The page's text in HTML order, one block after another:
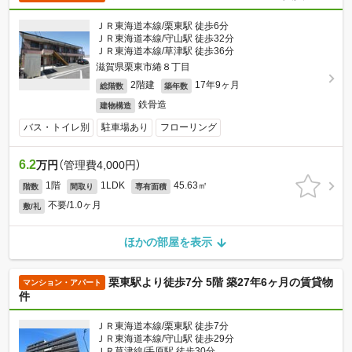
ＪＲ東海道本線/栗東駅 徒歩6分
ＪＲ東海道本線/守山駅 徒歩32分
ＪＲ東海道本線/草津駅 徒歩36分
滋賀県栗東市綣８丁目
総階数 2階建 築年数 17年9ヶ月
建物構造 鉄骨造
バス・トイレ別 駐車場あり フローリング
6.2万円 （管理費4,000円）
階数 1階 間取り 1LDK 専有面積 45.63㎡
敷/礼 不要/1.0ヶ月
ほかの部屋を表示
マンション・アパート
栗東駅より徒歩7分 5階 築27年6ヶ月の賃貸物
件
ＪＲ東海道本線/栗東駅 徒歩7分
ＪＲ東海道本線/守山駅 徒歩29分